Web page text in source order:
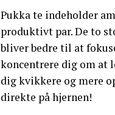
Pukka te indeholder
produktivt par. De to
bliver bedre til at
koncentrere dig om at
dig kvikkere og mere
direkte på hjernen!